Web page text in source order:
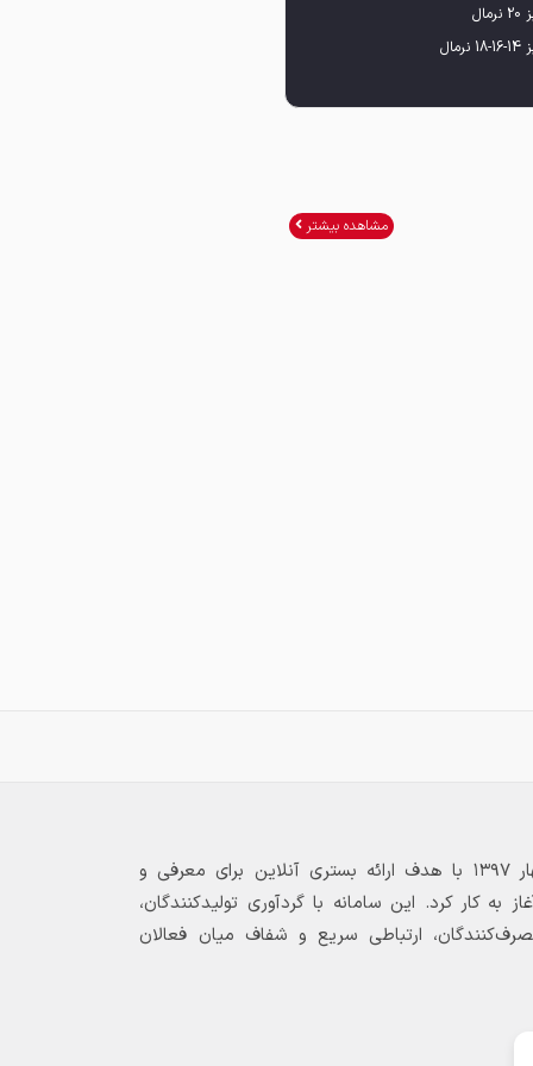
نرمال
مشاهده بیشتر
بازارگاه الکترونیکی فولاد ۲۴ از بهار ۱۳۹۷ با هدف ارائه بستری آنلاین برای معرفی و
کار کرد. این سامانه با گردآوری تولیدکنندگان،
ارتباطی سریع و شفاف میان فعالان